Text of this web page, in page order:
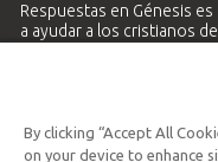
Respuestas en Génesis
a ayudar a los cristianos
By clicking “Accept All
on your device to enhance